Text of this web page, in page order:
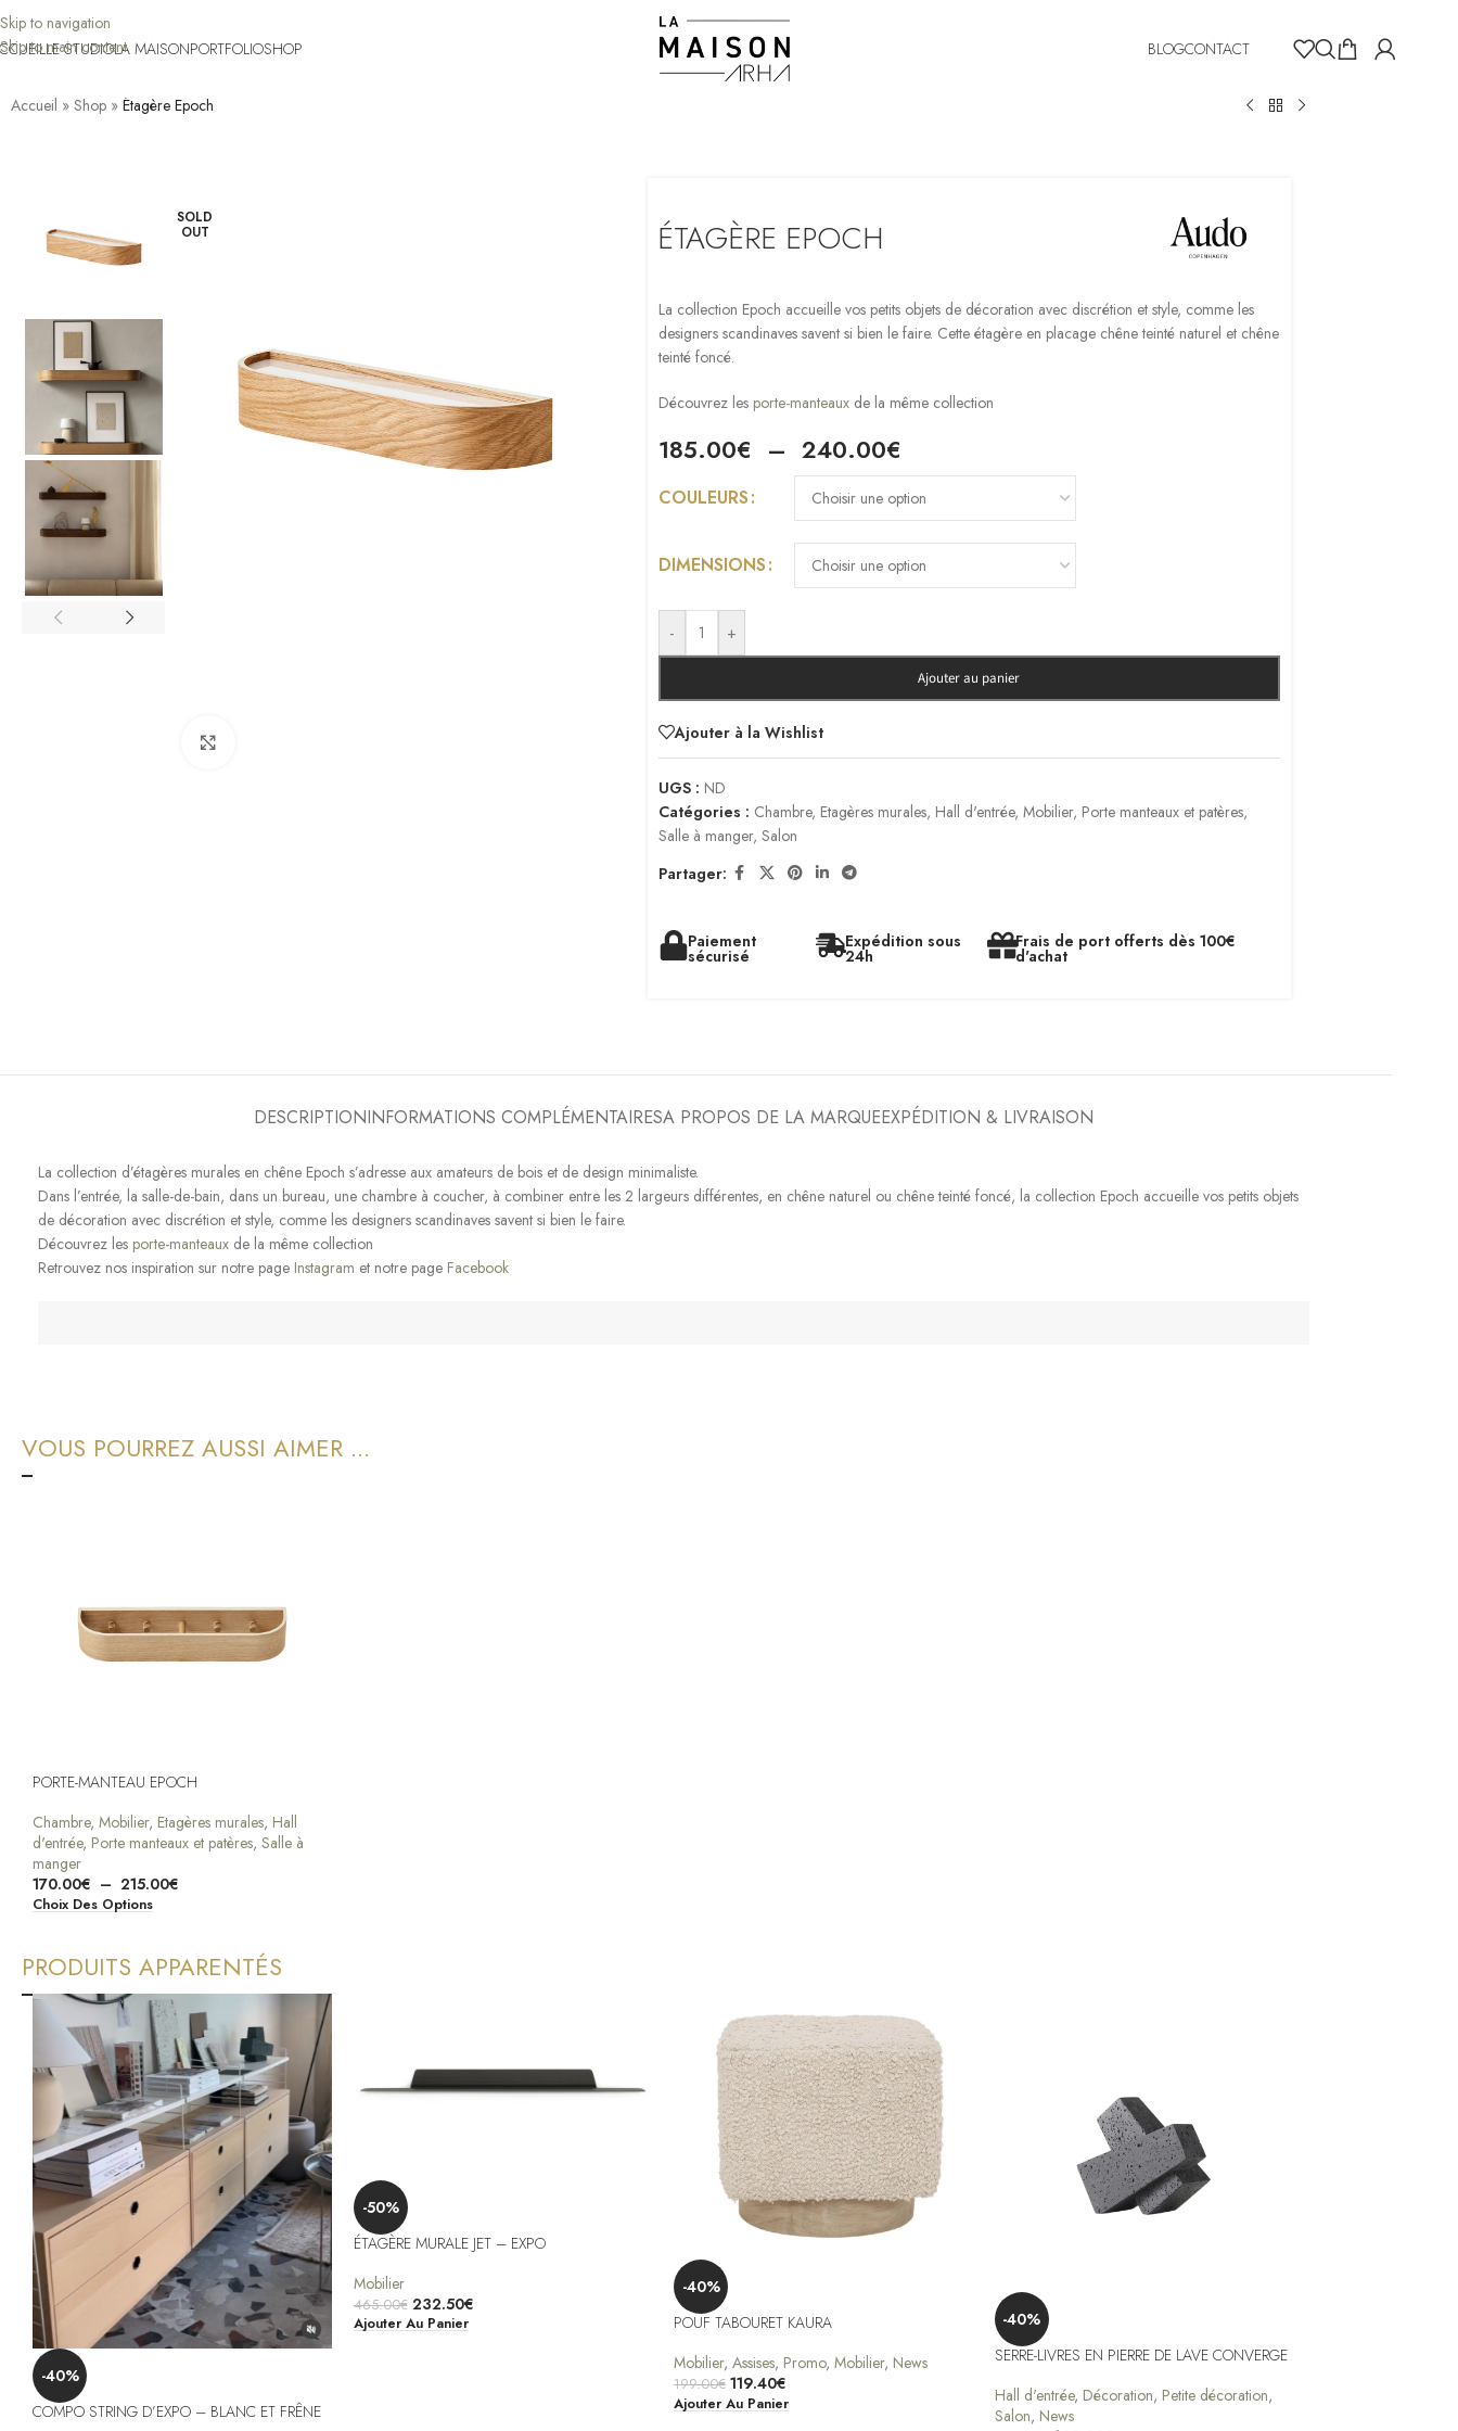
Skip to navigation
Skip to main content
LE STUDIOLA MAISONPORTFOLIOSHOP BLOGCONTACT
Accueil » Shop » Étagère Epoch
SOLD
OUT ÉTAGÈRE EPOCH
La collection Epoch accueille vos petits objets de décoration avec discrétion et style, comme les
designers scandinaves savent si bien le faire. Cette étagère en placage chêne teinté naturel et chêne
teinté foncé.
Découvrez les porte-manteauxde la même collection
185.00€ – 240.00€
COULEURS
DIMENSIONS
- +
Ajouter au panier
Ajouter à la Wishlist
UGS : ND
Catégories : Chambre, Etagères murales, Hall d'entrée, Mobilier, Porte manteaux et patères,
Salle à manger, Salon
Partager:
Paiement
sécurisé
Expédition sous
24h
Frais de port offerts dès 100€
d'achat
DESCRIPTIONINFORMATIONS COMPLÉMENTAIRESA PROPOS DE LA MARQUEEXPÉDITION & LIVRAISON
La collection d’étagères murales en chêne Epoch s’adresse aux amateurs de bois et de design minimaliste.
Dans l’entrée, la salle-de-bain, dans un bureau, une chambre à coucher, à combiner entre les 2 largeurs différentes, en chêne naturel ou chêne teinté foncé, la collection Epoch accueille vos petits objets
de décoration avec discrétion et style, comme les designers scandinaves savent si bien le faire.
Découvrez les porte-manteaux de la même collection
Retrouvez nos inspiration sur notre page Instagram et notre page Facebook
VOUS POURREZ AUSSI AIMER ...
PORTE-MANTEAU EPOCH
Chambre, Mobilier, Etagères murales, Hall
d'entrée, Porte manteaux et patères, Salle à
manger
170.00€ – 215.00€
Choix Des Options
PRODUITS APPARENTÉS
-40%
COMPO STRING D’EXPO – BLANC ET FRÊNE
-50%
ÉTAGÈRE MURALE JET – EXPO
Mobilier
465.00€ 232.50€
Ajouter Au Panier
-40%
POUF TABOURET KAURA
Mobilier, Assises, Promo, Mobilier, News
199.00€ 119.40€
Ajouter Au Panier
-40%
SERRE-LIVRES EN PIERRE DE LAVE CONVERGE
Hall d'entrée, Décoration, Petite décoration,
Salon, News